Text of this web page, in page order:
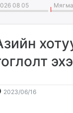
08 05
2023/06/162023-
2026-